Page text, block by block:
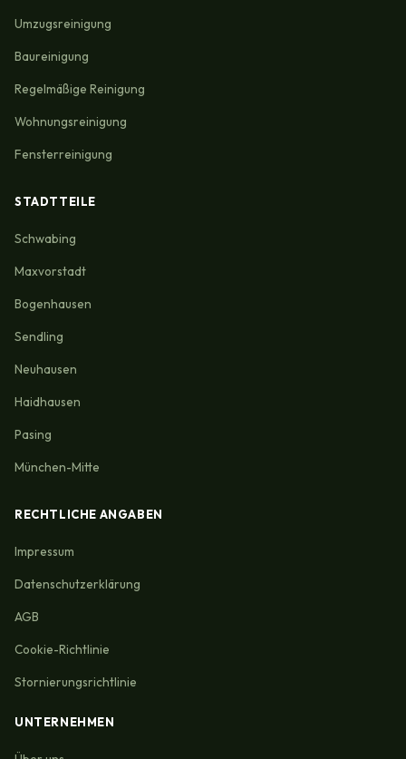
Umzugsreinigung
Baureinigung
Regelmäßige Reinigung
Wohnungsreinigung
Fensterreinigung
STADTTEILE
Schwabing
Maxvorstadt
Bogenhausen
Sendling
Neuhausen
Haidhausen
Pasing
München-Mitte
RECHTLICHE ANGABEN
Impressum
Datenschutzerklärung
AGB
Cookie-Richtlinie
Stornierungsrichtlinie
UNTERNEHMEN